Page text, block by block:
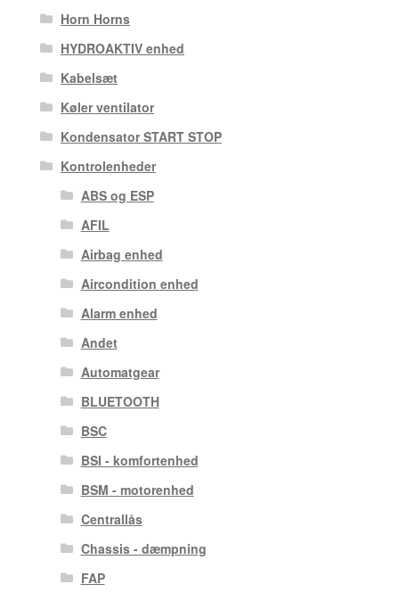
Horn Horns
HYDROAKTIV enhed
Kabelsæt
Køler ventilator
Kondensator START STOP
Kontrolenheder
ABS og ESP
AFIL
Airbag enhed
Aircondition enhed
Alarm enhed
Andet
Automatgear
BLUETOOTH
BSC
BSI - komfortenhed
BSM - motorenhed
Centrallås
Chassis - dæmpning
FAP